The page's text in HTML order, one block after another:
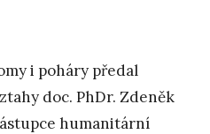
i poháry předal
doc. PhDr. Zdeněk
humanitární